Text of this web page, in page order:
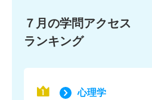
７月の学問アクセス
ランキング
心理学